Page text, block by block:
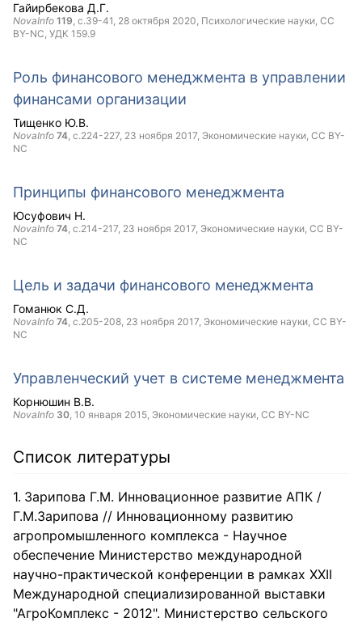
Гайирбекова Д.Г.
NovaInfo 119, с.39-41, 28 октября 2020, Психологические науки, CC
BY-NC, УДК 159.9
Роль финансового менеджмента в управлении
финансами организации
Тищенко Ю.В.
NovaInfo 74, с.224-227, 23 ноября 2017, Экономические науки, CC BY-
NC
Принципы финансового менеджмента
Юсуфович Н.
NovaInfo 74, с.214-217, 23 ноября 2017, Экономические науки, CC BY-
NC
Цель и задачи финансового менеджмента
Гоманюк С.Д.
NovaInfo 74, с.205-208, 23 ноября 2017, Экономические науки, CC BY-
NC
Управленческий учет в системе менеджмента
Корнюшин В.В.
NovaInfo 30, 10 января 2015, Экономические науки, CC BY-NC
Список литературы
Зарипова Г.М. Инновационное развитие АПК /
Г.М.Зарипова // Инновационному развитию
агропромышленного комплекса - Научное
обеспечение Министерство международной
научно-практической конференции в рамках XXII
Международной специализированной выставки
"АгроКомплекс - 2012". Министерство сельского